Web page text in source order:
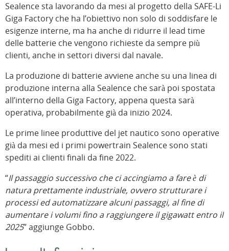
Sealence sta lavorando da mesi al progetto della SAFE-Li
Giga Factory che ha l’obiettivo non solo di soddisfare le
esigenze interne, ma ha anche di ridurre il lead time
delle batterie che vengono richieste da sempre più
clienti, anche in settori diversi dal navale.
La produzione di batterie avviene anche su una linea di
produzione interna alla Sealence che sarà poi spostata
all’interno della Giga Factory, appena questa sarà
operativa, probabilmente già da inizio 2024.
Le prime linee produttive del jet nautico sono operative
già da mesi ed i primi powertrain Sealence sono stati
spediti ai clienti finali da fine 2022.
“Il passaggio successivo che ci accingiamo a fare è di
natura prettamente industriale, ovvero strutturare i
processi ed automatizzare alcuni passaggi, al fine di
aumentare i volumi fino a raggiungere il gigawatt entro il
2025” aggiunge Gobbo.